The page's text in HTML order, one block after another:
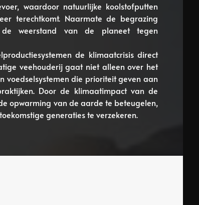
waardoor natuurlijke koolstofputten
terechtkomt. Naarmate de begrazing
de weerstand van de planeet tegen
de klimaatcrisis direct
veehouderij gaat niet alleen over het
voedselsystemen die prioriteit geven aan
Door de klimaatimpact van de
opwarming van de aarde te beteugelen,
generaties te verzekeren.